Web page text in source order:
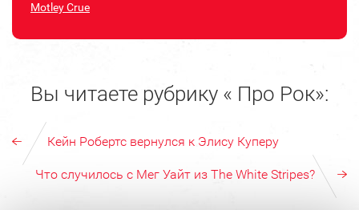
Motley Crue
Вы читаете рубрику « Про Рок»:
Кейн Робертс вернулся к Элису Куперу
Что случилось с Мег Уайт из The White Stripes?